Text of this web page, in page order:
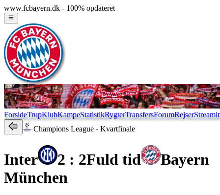
www.fcbayern.dk - 100% opdateret
ForsideTrupKlubKampeStatistikRygterTransfersForumRejser
Champions League - Kvartfinale
Inter 2 : 2Fuld tid
Bayern
München